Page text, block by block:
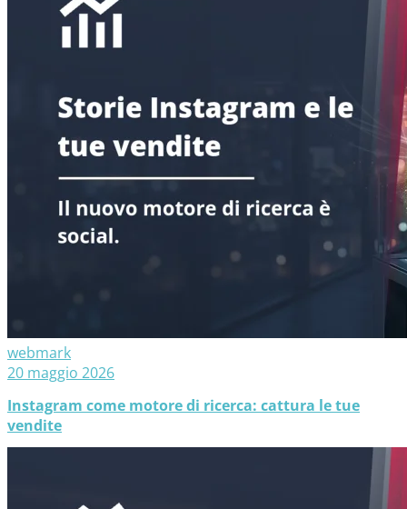
webmark
20 maggio 2026
Instagram come motore di ricerca: cattura le tue
vendite